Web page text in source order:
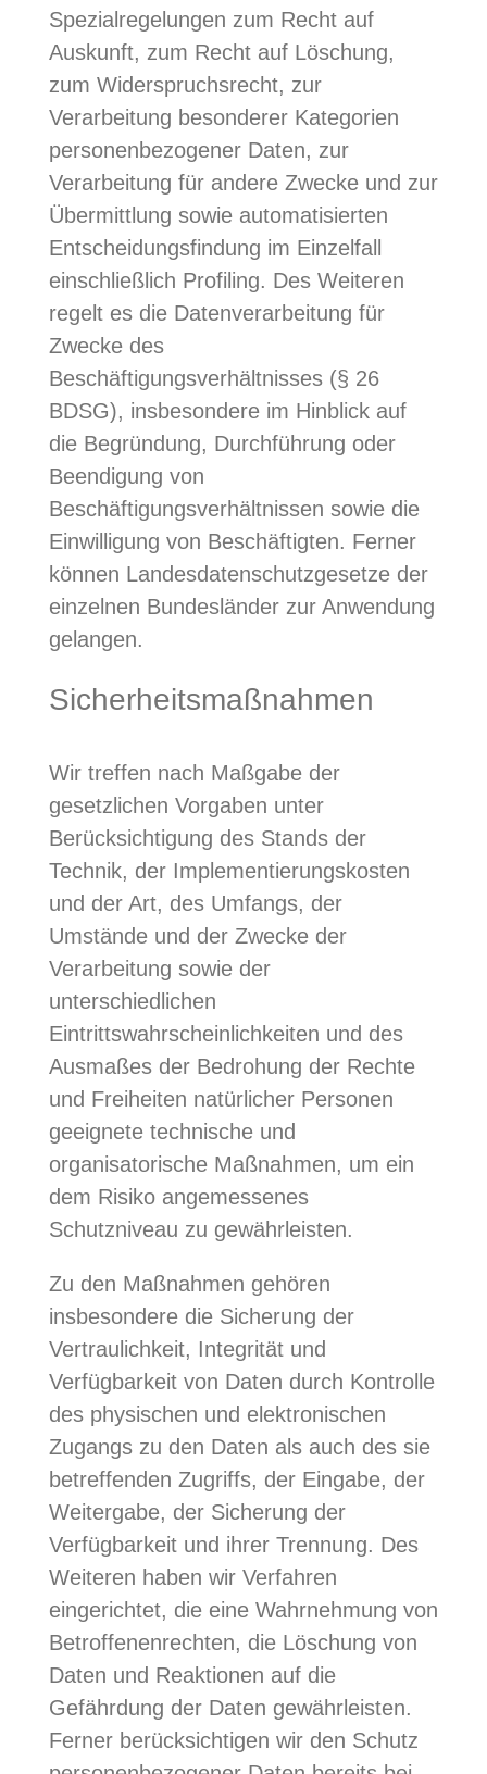
Spezialregelungen zum Recht auf
Auskunft, zum Recht auf Löschung,
zum Widerspruchsrecht, zur
Verarbeitung besonderer Kategorien
personenbezogener Daten, zur
Verarbeitung für andere Zwecke und zur
Übermittlung sowie automatisierten
Entscheidungsfindung im Einzelfall
einschließlich Profiling. Des Weiteren
regelt es die Datenverarbeitung für
Zwecke des
Beschäftigungsverhältnisses (§ 26
BDSG), insbesondere im Hinblick auf
die Begründung, Durchführung oder
Beendigung von
Beschäftigungsverhältnissen sowie die
Einwilligung von Beschäftigten. Ferner
können Landesdatenschutzgesetze der
einzelnen Bundesländer zur Anwendung
gelangen.
Sicherheitsmaßnahmen
Wir treffen nach Maßgabe der
gesetzlichen Vorgaben unter
Berücksichtigung des Stands der
Technik, der Implementierungskosten
und der Art, des Umfangs, der
Umstände und der Zwecke der
Verarbeitung sowie der
unterschiedlichen
Eintrittswahrscheinlichkeiten und des
Ausmaßes der Bedrohung der Rechte
und Freiheiten natürlicher Personen
geeignete technische und
organisatorische Maßnahmen, um ein
dem Risiko angemessenes
Schutzniveau zu gewährleisten.
Zu den Maßnahmen gehören
insbesondere die Sicherung der
Vertraulichkeit, Integrität und
Verfügbarkeit von Daten durch Kontrolle
des physischen und elektronischen
Zugangs zu den Daten als auch des sie
betreffenden Zugriffs, der Eingabe, der
Weitergabe, der Sicherung der
Verfügbarkeit und ihrer Trennung. Des
Weiteren haben wir Verfahren
eingerichtet, die eine Wahrnehmung von
Betroffenenrechten, die Löschung von
Daten und Reaktionen auf die
Gefährdung der Daten gewährleisten.
Ferner berücksichtigen wir den Schutz